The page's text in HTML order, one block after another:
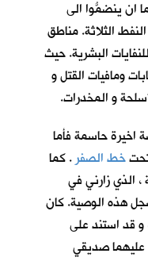
ان ينضمُّوا الى
الثلاثة. مناطق
البشرية. حيث
ومافيات القتل و
و المخدرات.
اخيرة حاسمة فأما
خط الصفر. كما
الذي زارني في
هذه الوصية. كان
و قد استند على
صديقي